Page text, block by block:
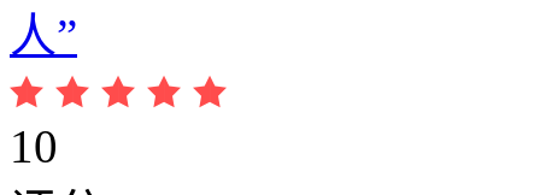
人”
10